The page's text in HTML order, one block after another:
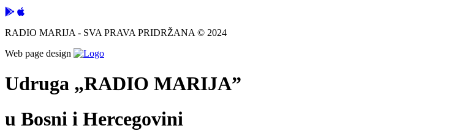
RADIO MARIJA - SVA PRAVA PRIDRŽANA © 2024
Web page design
Udruga „RADIO MARIJA”
u Bosni i Hercegovini